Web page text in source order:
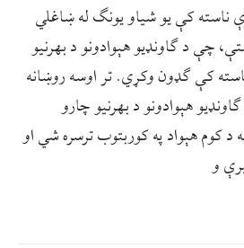
ناسته کې يو شياو يونګ له ښاغلي
چې د ګاونډيو هېوادونو د بهرنيو
کې ګډون وکړي. تر اوسه روښانه
هېوادونو د بهرنیو چارو
د کوم هېواد په کوربتوب ترسره شي او
و